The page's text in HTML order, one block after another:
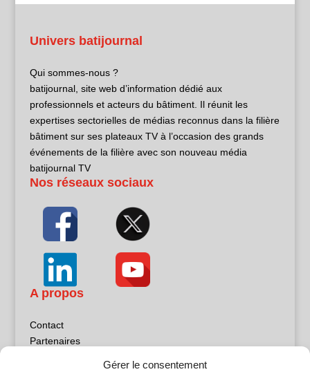
Gérer le consentement
Univers batijournal
Qui sommes-nous ?
batijournal, site web d’information dédié aux
professionnels et acteurs du bâtiment. Il réunit les
expertises sectorielles de médias reconnus dans la filière
bâtiment sur ses plateaux TV à l’occasion des grands
événements de la filière avec son nouveau média
batijournal TV
Nos réseaux sociaux
A propos
Contact
Partenaires